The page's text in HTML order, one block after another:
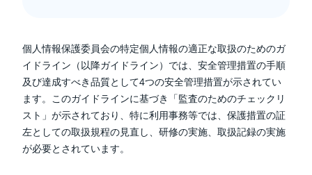
個人情報保護委員会の特定個人情報の適正な取扱のためのガ
イドライン（以降ガイドライン）では、安全管理措置の手順
及び達成すべき品質として4つの安全管理措置が示されてい
ます。このガイドラインに基づき「監査のためのチェックリ
スト」が示されており、特に利用事務等では、保護措置の証
左としての取扱規程の見直し、研修の実施、取扱記録の実施
が必要とされています。